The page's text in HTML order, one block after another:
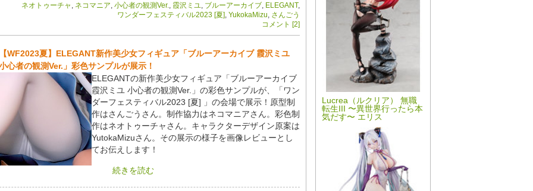
ネオトゥーチャ ネコマニア 小心者の観測Ver. 霞沢ミユ ブルーアーカイブ ELEGANT,
ワンダーフェスティバル2023 [夏] YukokaMizu さんごう
コメント [2]
WF2023夏】ELEGANT新作美少女フィギュア「ブルーアーカイブ 霞沢ミユ
心者の観測Ver.」彩色サンプルが展示！
ELEGANTの新作美少女フィギュア「ブルーアーカイブ
霞沢ミユ 小心者の観測Ver.」の彩色サンプルが、「ワン
ダーフェスティバル2023 [夏] 」の会場で展示！原型制
作はさんごうさん。制作協力はネコマニアさん。彩色制
作はネオトゥーチャさん。キャラクターデザイン原案は
YutokaMizuさん。その展示の様子を画像レビューとし
てお伝えします！
続きを読む
Lucrea（ルクリア） 無職
転生III 〜異世界行ったら本
気だす〜 エリス